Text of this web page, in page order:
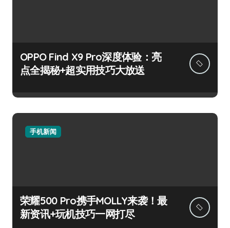
OPPO Find X9 Pro深度体验：亮
点全揭秘+超实用技巧大放送
手机新闻
荣耀500 Pro携手MOLLY来袭！最
新资讯+玩机技巧一网打尽